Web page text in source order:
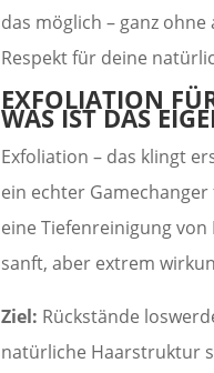
das möglich – ganz
Respekt für deine
EXFOLIATION
WAS IST DAS
Exfoliation – das klingt
ein echter
eine Tiefenreinigung
sanft, aber extrem
Ziel: Rückstände
natürliche Haarstruktur